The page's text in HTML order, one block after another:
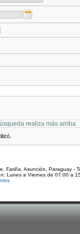
realiza más arriba
Fariña. Asunción, Paraguay -
Lunes a Viernes de 07:00 a